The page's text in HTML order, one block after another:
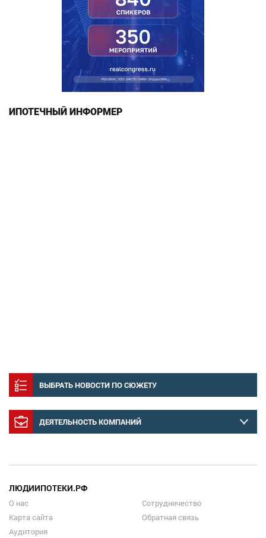
ИПОТЕЧНЫЙ ИНФОРМЕР
ВЫБРАТЬ НОВОСТИ ПО СЮЖЕТУ
ДЕЯТЕЛЬНОСТЬ КОМПАНИЙ
ЛЮДИИПОТЕКИ.РФ
О нас
Карта сайта
Аудитория
Сотрудничество
Обратная связь